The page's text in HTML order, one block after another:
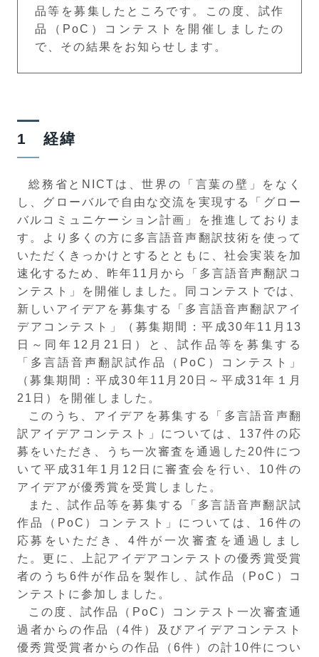
品等を募集したところです。この度、試作
品（PoC）コンテストを開催しましたの
で、その結果をお知らせします。
1 経緯
総務省とNICTは、世界の「言葉の壁」をなく
し、グローバルで自由な交流を実現する「グロー
バルコミュニケーション計画」を推進しておりま
す。より多くの方に多言語音声翻訳技術を使って
いただくきっかけとするとともに、社会実装を加
速化するため、昨年11月から「多言語音声翻訳コ
ンテスト」を開催しました。同コンテストでは、
新しいアイデアを募集する「多言語音声翻訳アイ
デアコンテスト」（募集期間：平成30年11月13
日～同年12月21日）と、試作品等を募集する
「多言語音声翻訳試作品（PoC）コンテスト」
（募集期間：平成30年11月20日～平成31年１月
21日）を開催しました。
このうち、アイデアを募集する「多言語音声翻
訳アイデアコンテスト」については、137件の応
募をいただき、うち一次審査を通過した20件につ
いて平成31年1月12日に審査会を行い、10件の
アイデアが優秀賞を受賞しました。
また、試作品等を募集する「多言語音声翻訳試
作品（PoC）コンテスト」については、16件の
応募をいただき、4件が一次審査を通過しまし
た。更に、上記アイデアコンテストの優秀賞受賞
者のうち6件が作品を製作し、試作品（PoC）コ
ンテストに参加しました。
この度、試作品（PoC）コンテスト一次審査通
過者からの作品（4件）及びアイデアコンテスト
優秀賞受賞者からの作品（6件）の計10件につい